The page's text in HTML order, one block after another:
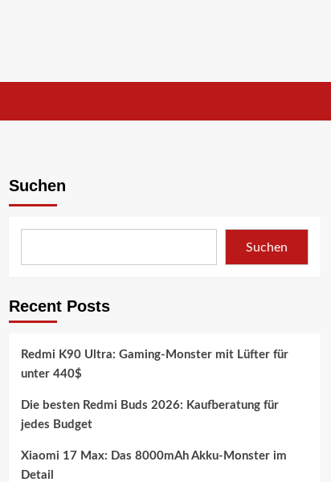
Suchen
Suchen
Recent Posts
Redmi K90 Ultra: Gaming-Monster mit Lüfter für
unter 440$
Die besten Redmi Buds 2026: Kaufberatung für
jedes Budget
Xiaomi 17 Max: Das 8000mAh Akku-Monster im
Detail